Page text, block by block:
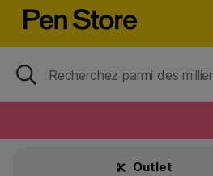
Outlet